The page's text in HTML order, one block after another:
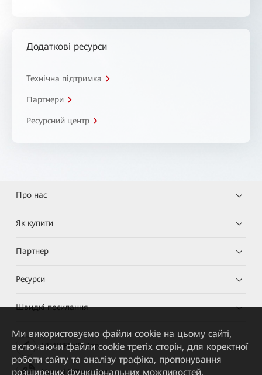
Додаткові ресурси
Технічна підтримка
Партнери
Ресурсний центр
Про нас
Як купити
Партнер
Ресурси
Швидкі посилання
HUAWEI eKit App
Huawei HiKnow App
Ми використовуємо файли cookie на цьому сайті,
включаючи файли cookie третіх сторін, для коректної
роботи сайту та аналізу трафіка, пропонування
розширених функціональних можливостей,